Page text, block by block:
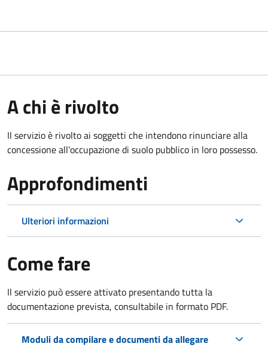
A chi è rivolto
Il servizio è rivolto ai soggetti che intendono rinunciare alla
concessione all'occupazione di suolo pubblico in loro possesso.
Approfondimenti
Ulteriori informazioni
Come fare
Il servizio può essere attivato presentando tutta la
documentazione prevista, consultabile in formato PDF.
Moduli da compilare e documenti da allegare